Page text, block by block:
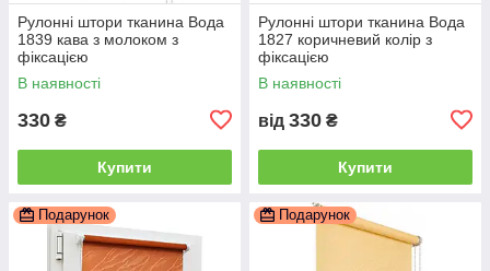
Рулонні штори тканина Вода
1839 кава з молоком з
фіксацією
В наявності
330 ₴
Купити
Рулонні штори тканина Вода
1827 коричневий колір з
фіксацією
В наявності
від 330 ₴
Купити
Подарунок Подарунок